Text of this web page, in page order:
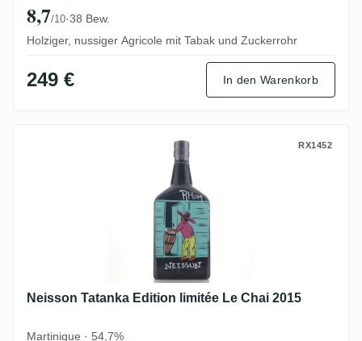
8,7/10·38 Bew.
Holziger, nussiger Agricole mit Tabak und Zuckerrohr
249 € In den Warenkorb
Neisson Tatanka Edition limitée Le Chai
RX1452
Neisson Tatanka Edition limitée Le Chai 2015
Martinique · 54,7%